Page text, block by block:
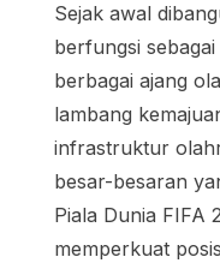
Sejak awal
berfungsi
berbagai ajang
lambang
infrastruktur
besar-besaran
Piala Dunia FIFA
memperkuat